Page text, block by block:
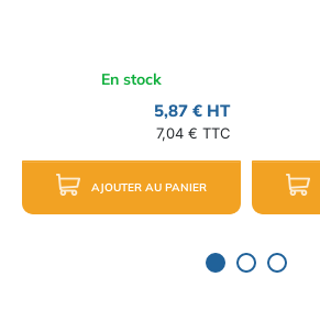
En stock
5,87 € HT
7,04 € TTC
AJOUTER AU PANIER